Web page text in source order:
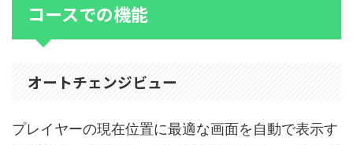
コースでの機能
オートチェンジビュー
プレイヤーの現在位置に最適な画面を自動で表示す